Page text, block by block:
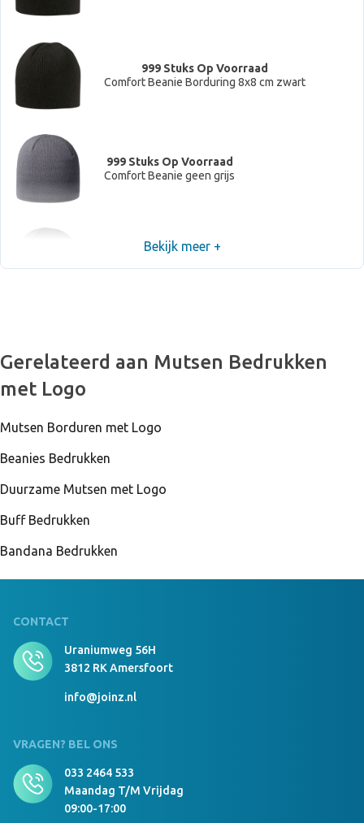
999 Stuks Op Voorraad
Comfort Beanie Borduring 8x8 cm zwart
999 Stuks Op Voorraad
Comfort Beanie geen grijs
999 Stuks Op Voorraad
Comfort Beanie Borduring 12x6 cm grijs
Comfort Beanie Borduring 8x8 cm grijs
Comfort Beanie geen donkergrijs
Comfort Beanie Borduring 12x6 cm donkergrijs
Comfort Beanie Borduring 8x8 cm donkergrijs
Bekijk meer +
Gerelateerd aan Mutsen Bedrukken
met Logo
Mutsen Borduren met Logo
Beanies Bedrukken
Duurzame Mutsen met Logo
Buff Bedrukken
Bandana Bedrukken
CONTACT
Uraniumweg 56H
3812 RK Amersfoort
info@joinz.nl
VRAGEN? BEL ONS
033 2464 533
Maandag T/m Vrijdag
09:00-17:00